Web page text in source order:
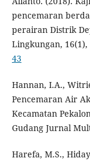
pencemaran
perairan Distrik
Lingkungan, 16(1),
43
Hannan, I.A.,
Pencemaran Air
Kecamatan
Gudang Jurnal
Harefa, M.S.,